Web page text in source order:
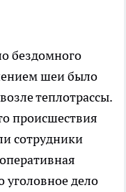
бездомного
шеи было
теплотрассы.
происшествия
сотрудники
уголовное дело